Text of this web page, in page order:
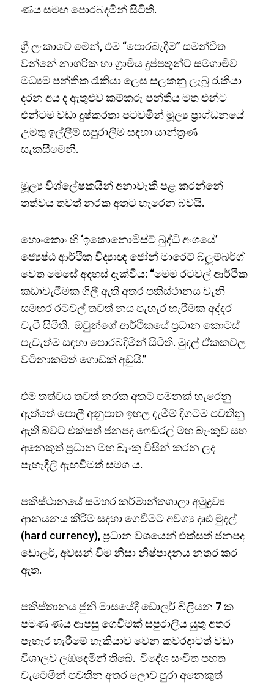
ණය සමඟ පොරබදමින් සිටිති.
ශ්‍රී ලංකාවේ මෙන්, එම “පොරබැදීම” සමන්විත
වන්නේ නාගරික හා ග්‍රාමීය දුප්පතුන්ට සමගාමීව
මධ්‍යම පන්තික රැකියා ලෙස සලකනු ලැබූ රැකියා
දරන අය ද ඇතුළුව කම්කරු පන්තිය මත එන්ට
එන්ටම වඩා දුෂ්කරතා පටවමින් මූල්‍ය ප්‍රාග්ධනයේ
උමතු ඉල්ලීම් සපුරාලීම සඳහා යාන්ත්‍රණ
සැකසීමෙනි.
මූල්‍ය විශ්ලේෂකයින් අනාවැකි පළ කරන්නේ
තත්වය තවත් නරක අතට හැරෙන බවයි.
හොංකොං හි ‘ඉකොනොමිස්ට් බුද්ධි අංශයේ’
ජ්‍යෙෂ්ඨ ආර්ථික විද්‍යාඥ ජෝන් මාරෙට් බ්ලූම්බර්ග්
වෙත මෙසේ අදහස් දැක්වීය: “මෙම රටවල් ආර්ථික
කඩාවැටීමක ගිලී ඇති අතර පකිස්ථානය වැනි
සමහර රටවල් තවත් නය පැහැර හැරීමක අද්දර
වැටී සිටිති. ඔවුන්ගේ ආර්ථිකයේ ප්‍රධාන කොටස්
පැවැත්ම සඳහා පොරබදිමින් සිටිති. මුදල් ඒකකවල
වටිනාකමත් ගොඩක් අඩුයි.”
එම තත්වය තවත් නරක අතට පමනක් හැරෙනු
ඇත්තේ පොලී අනුපාත ඉහල දැමීම් දිගටම පවතිනු
ඇති බවට එක්සත් ජනපද ෆෙඩරල් මහ බැංකුව සහ
අනෙකුත් ප්‍රධාන මහ බැංකු විසින් කරන ලද
පැහැදිලි ඇඟවීමත් සමග ය.
පකිස්ථානයේ සමහර කර්මාන්තශාලා අමුද්‍රව්‍ය
ආනයනය කිරීම සඳහා ගෙවීමට අවශ්‍ය දෘඪ මුදල්
(hard currency), ප්‍රධාන වශයෙන් එක්සත් ජනපද
ඩොලර්, අවසන් වීම නිසා නිෂ්පාදනය නතර කර
ඇත.
පකිස්තානය ජුනි මාසයේදී ඩොලර් බිලියන 7 ක
පමණ ණය ආපසු ගෙවීමක් සපුරාලිය යුතු අතර
පැහැර හැරීමේ හැකියාව වෙන කවරදාටත් වඩා
විශාලව ලඹදෙමින් තිබේ. විදේශ සංචිත පහත
වැටෙමින් පවතින අතර ලොව පුරා අනෙකුත්